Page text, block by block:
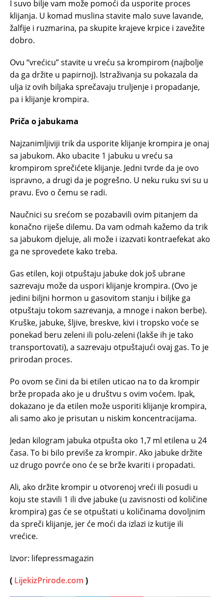
I suvo bilje vam može pomoći da usporite proces
klijanja. U komad muslina stavite malo suve lavande,
žalfije i ruzmarina, pa skupite krajeve krpice i zavežite
dobro.
Ovu “vrećicu” stavite u vreću sa krompirom (najbolje
da ga držite u papirnoj). Istraživanja su pokazala da
ulja iz ovih biljaka sprečavaju truljenje i propadanje,
pa i klijanje krompira.
Priča o jabukama
Najzanimljiviji trik da usporite klijanje krompira je onaj
sa jabukom. Ako ubacite 1 jabuku u vreću sa
krompirom sprečićete klijanje. Jedni tvrde da je ovo
ispravno, a drugi da je pogrešno. U neku ruku svi su u
pravu. Evo o čemu se radi.
Naučnici su srećom se pozabavili ovim pitanjem da
konačno riješe dilemu. Da vam odmah kažemo da trik
sa jabukom djeluje, ali može i izazvati kontraefekat ako
ga ne sprovedete kako treba.
Gas etilen, koji otpuštaju jabuke dok još ubrane
sazrevaju može da uspori klijanje krompira. (Ovo je
jedini biljni hormon u gasovitom stanju i biljke ga
otpuštaju tokom sazrevanja, a mnoge i nakon berbe).
Kruške, jabuke, šljive, breskve, kivi i tropsko voće se
ponekad beru zeleni ili polu-zeleni (lakše ih je tako
transportovati), a sazrevaju otpuštajući ovaj gas. To je
prirodan proces.
Po ovom se čini da bi etilen uticao na to da krompir
brže propada ako je u društvu s ovim voćem. Ipak,
dokazano je da etilen može usporiti klijanje krompira,
ali samo ako je prisutan u niskim koncentracijama.
Jedan kilogram jabuka otpušta oko 1,7 ml etilena u 24
časa. To bi bilo previše za krompir. Ako jabuke držite
uz drugo povrće ono će se brže kvariti i propadati.
Ali, ako držite krompir u otvorenoj vreći ili posudi u
koju ste stavili 1 ili dve jabuke (u zavisnosti od količine
krompira) gas će se otpuštati u količinama dovoljnim
da spreči klijanje, jer će moći da izlazi iz kutije ili
vrećice.
Izvor: lifepressmagazin
( LijekizPrirode.com )